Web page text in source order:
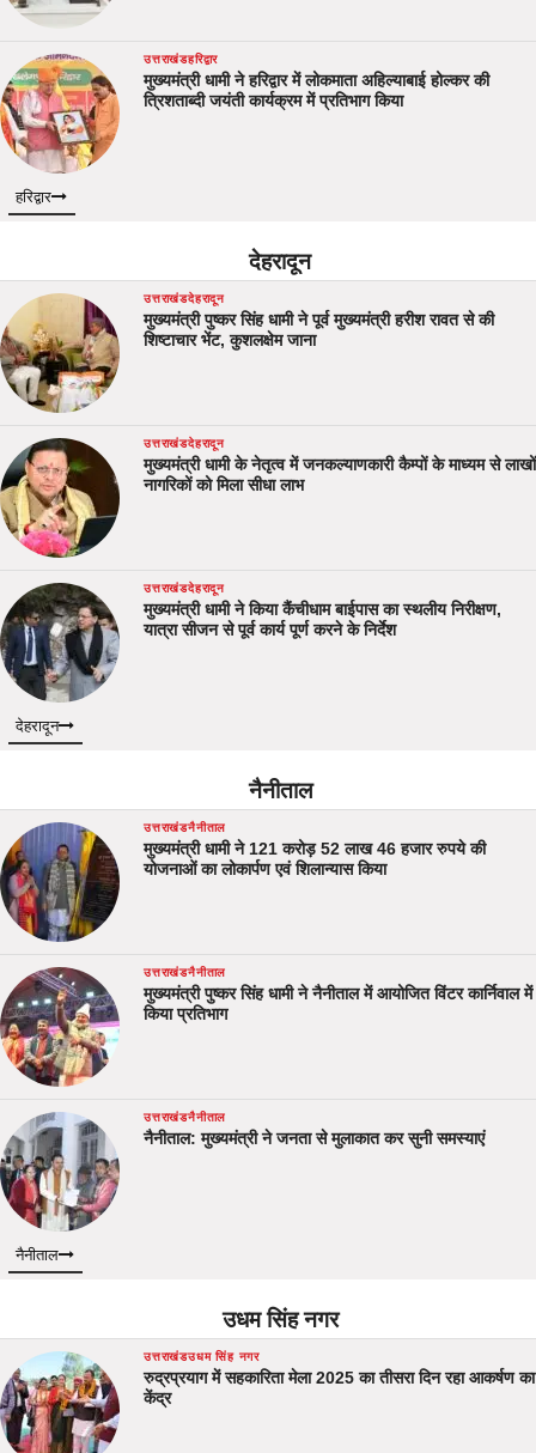
उत्तराखंडहरिद्वार
मुख्यमंत्री धामी ने हरिद्वार में लोकमाता अहिल्याबाई होल्कर की
त्रिशताब्दी जयंती कार्यक्रम में प्रतिभाग किया
हरिद्वार
देहरादून
उत्तराखंडदेहरादून
मुख्यमंत्री पुष्कर सिंह धामी ने पूर्व मुख्यमंत्री हरीश रावत से की
शिष्टाचार भेंट, कुशलक्षेम जाना
उत्तराखंडदेहरादून
मुख्यमंत्री धामी के नेतृत्व में जनकल्याणकारी कैम्पों के माध्यम से लाखों
नागरिकों को मिला सीधा लाभ
उत्तराखंडदेहरादून
मुख्यमंत्री धामी ने किया कैंचीधाम बाईपास का स्थलीय निरीक्षण,
यात्रा सीजन से पूर्व कार्य पूर्ण करने के निर्देश
देहरादून
नैनीताल
उत्तराखंडनैनीताल
मुख्यमंत्री धामी ने 121 करोड़ 52 लाख 46 हजार रुपये की
योजनाओं का लोकार्पण एवं शिलान्यास किया
उत्तराखंडनैनीताल
मुख्यमंत्री पुष्कर सिंह धामी ने नैनीताल में आयोजित विंटर कार्निवाल में
किया प्रतिभाग
उत्तराखंडनैनीताल
नैनीताल: मुख्यमंत्री ने जनता से मुलाकात कर सुनी समस्याएं
नैनीताल
उधम सिंह नगर
उत्तराखंडउधम सिंह नगर
रुद्रप्रयाग में सहकारिता मेला 2025 का तीसरा दिन रहा आकर्षण का
केंद्र